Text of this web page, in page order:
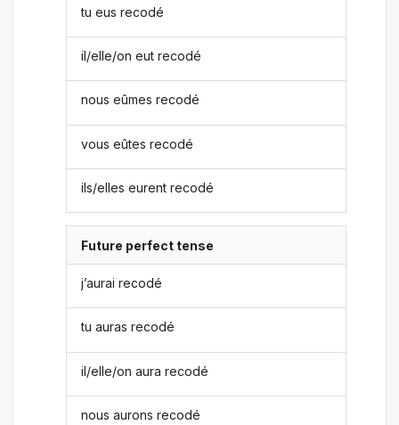
tu eus recodé
il/elle/on eut recodé
nous eûmes recodé
vous eûtes recodé
ils/elles eurent recodé
Future perfect tense
j’aurai recodé
tu auras recodé
il/elle/on aura recodé
nous aurons recodé